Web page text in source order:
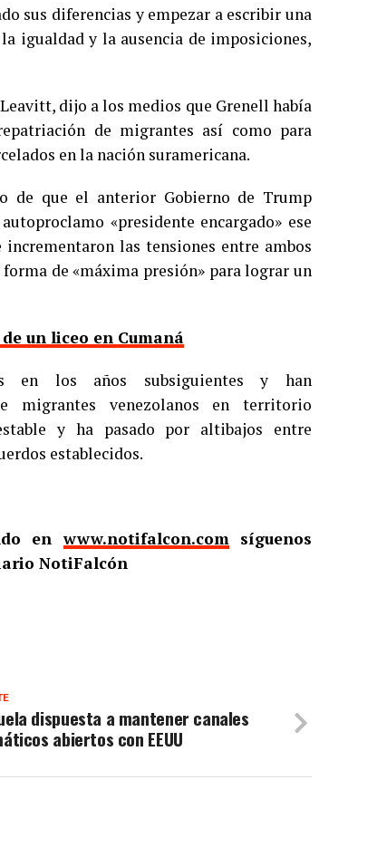
sus diferencias y empezar a escribir una
igualdad y la ausencia de imposiciones,
dijo a los medios que Grenell había
de migrantes así como para
en la nación suramericana.
de que el anterior Gobierno de Trump
«presidente encargado» ese
las tensiones entre ambos
de «máxima presión» para lograr un
un liceo en Cumaná
en los años subsiguientes y han
migrantes venezolanos en territorio
y ha pasado por altibajos entre
establecidos.
enwww.notifalcon.comsíguenos
NotiFalcón
dispuesta a mantener canales
abiertos con EEUU